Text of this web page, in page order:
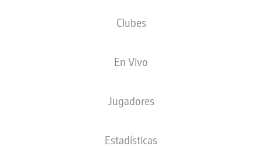
Clubes
En Vivo
Jugadores
Estadísticas
03.02.2005